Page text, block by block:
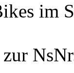
im